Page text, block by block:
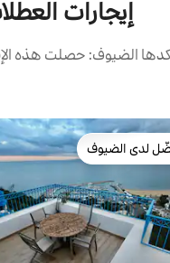
إيجارات
الضيوف: حصلت هذه
البيوت المفضّلة لدى الضيوف
لدى الضيوف